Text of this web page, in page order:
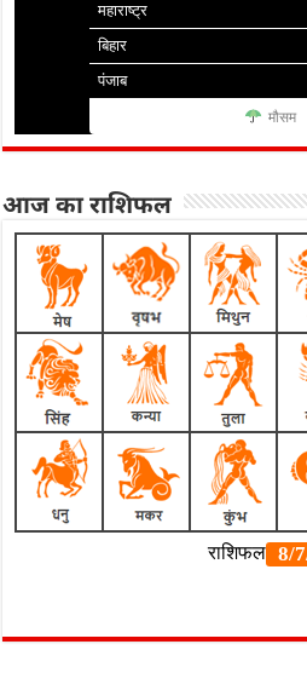
महाराष्ट्र
बिहार
पंजाब
मौसम
आज का राशिफल